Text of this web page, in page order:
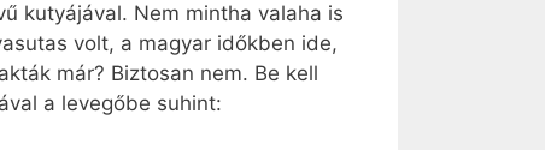
kutyájával. Nem mintha valaha is
volt, a magyar időkben ide,
már? Biztosan nem. Be kell
a levegőbe suhint: